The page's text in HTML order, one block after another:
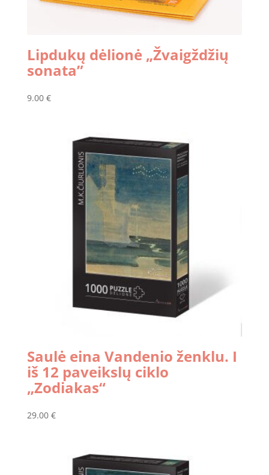
Lipdukų dėlionė „Žvaigždžių
sonata”
9.00 €
Saulė eina Vandenio ženklu. I
iš 12 paveikslų ciklo
„Zodiakas“
29.00 €